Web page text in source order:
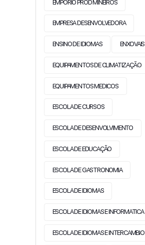
EMPORIO PROD MINEIROS
EMPRESA DESENVOLVEDORA
ENSINO DE IDIOMAS ENXOVAIS
EQUIPAMENTOS DE CLIMATIZAÇÃO
EQUIPAMENTOS MEDICOS
ESCOLA DE CURSOS
ESCOLA DE DESENVOLVIMENTO
ESCOLA DE EDUCAÇÃO
ESCOLA DE GASTRONOMIA
ESCOLA DE IDIOMAS
ESCOLA DE IDIOMAS E INFORMATICA
ESCOLA DE IDIOMAS E INTERCAMBIO